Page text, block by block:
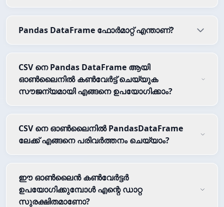
Pandas DataFrame ഫോർമാറ്റ് എന്താണ്?
CSV നെ Pandas DataFrame ആയി
ഓൺലൈനിൽ കൺവേർട്ട് ചെയ്യുക
സൗജന്യമായി എങ്ങനെ ഉപയോഗിക്കാം?
CSV നെ ഓൺലൈനിൽ PandasDataFrame
ലേക്ക് എങ്ങനെ പരിവർത്തനം ചെയ്യാം?
ഈ ഓൺലൈൻ കൺവേർട്ടർ
ഉപയോഗിക്കുമ്പോൾ എന്റെ ഡാറ്റ
സുരക്ഷിതമാണോ?